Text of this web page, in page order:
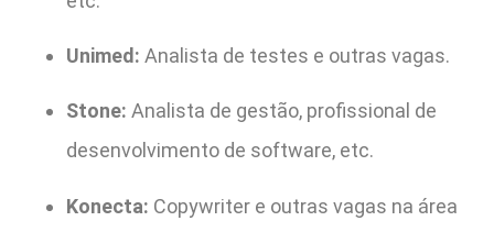
Unimed: Analista de testes e outras vagas.
Stone: Analista de gestão, profissional de
desenvolvimento de software, etc.
Konecta: Copywriter e outras vagas na área